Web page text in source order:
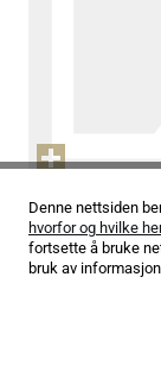
05.07.24
– Det er som
Les mer
Denne nettsiden
hvorfor og hvilke her
fortsette å bruke
bruk av